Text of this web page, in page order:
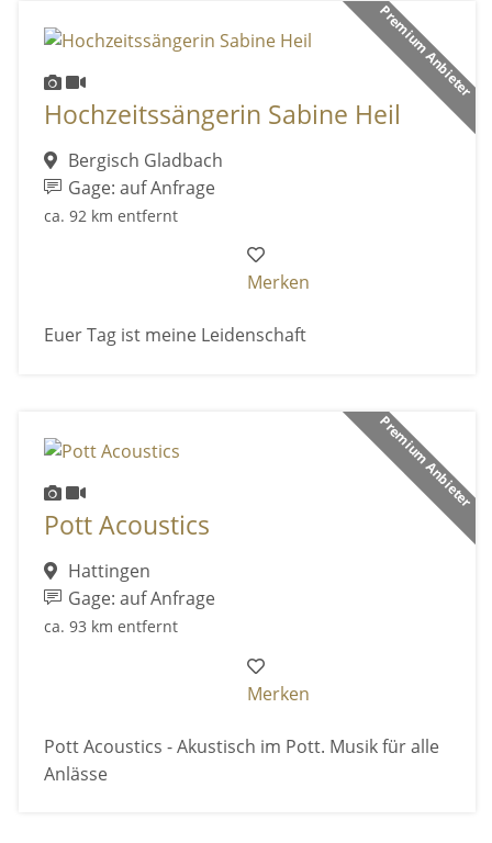
Premium Anbieter
Hochzeitssängerin Sabine Heil
Bergisch Gladbach
Gage: auf Anfrage
ca. 92 km entfernt
Merken
Euer Tag ist meine Leidenschaft
Premium Anbieter
Pott Acoustics
Hattingen
Gage: auf Anfrage
ca. 93 km entfernt
Merken
Pott Acoustics - Akustisch im Pott. Musik für alle
Anlässe